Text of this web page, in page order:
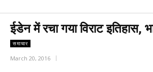
ईडेन में रचा गया विराट इतिहास,
समाचार
March 20, 2016